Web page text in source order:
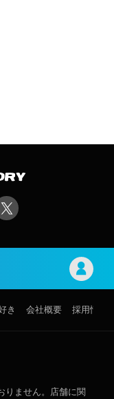
き 会社概要 採用情報
りません。店舗に関